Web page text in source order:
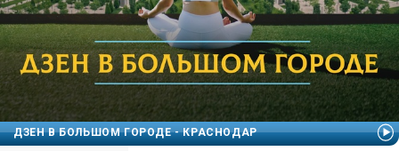
ДЗЕН В БОЛЬШОМ ГОРОДЕ - КРАСНОДАР